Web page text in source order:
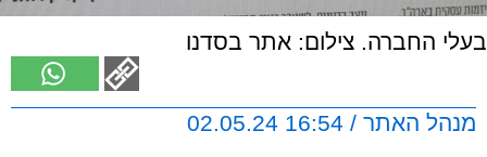
בעלי החברה. צילום: אתר בסדנו
מנהל האתר / 16:54 02.05.24